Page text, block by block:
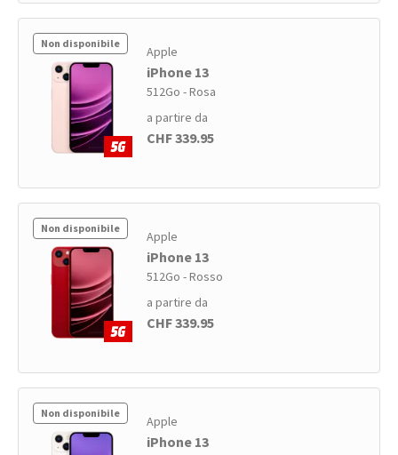
Non disponibile Apple
iPhone 13
512Go - Rosa
a partire da
CHF 339.95
Non disponibile Apple
iPhone 13
512Go - Rosso
a partire da
CHF 339.95
Non disponibile Apple
iPhone 13